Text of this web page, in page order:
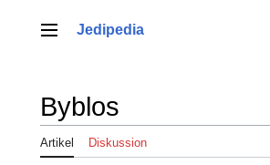
springenHauptmenü
Jedipedia
Byblos
Artikel Diskussion